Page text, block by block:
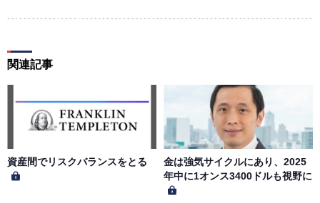
用によって生じた損害の責任は、会員が負うものとし、当
第５条（著作権）
本サイトに掲載された情報、写真、その他の著作物は、当
社もしくは著作物の著作者または著作権者に帰属するもの
とします。会員は、当社著作物について複製、転用、公衆
送信、譲渡、翻案および翻訳などの著作権、商標権などを
侵害する行為を行ってはならないものとします。
第６条（サービス内容の停止・変更）
関連記事
資産間でリスクバランスをとる
金は強気サイクルにあり、2025
年中に1オンス3400ドルも視野に